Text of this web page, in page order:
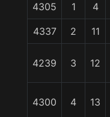
4305 1 4
4337 2 11
4239 3 12
4300 4 13